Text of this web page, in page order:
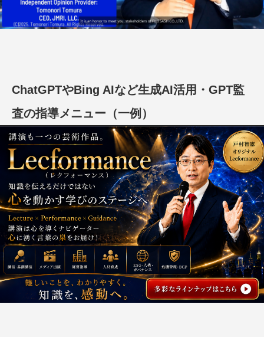
ChatGPTやBing AIなど生成AI活用・GPT監
査の指導メニュー（一例）